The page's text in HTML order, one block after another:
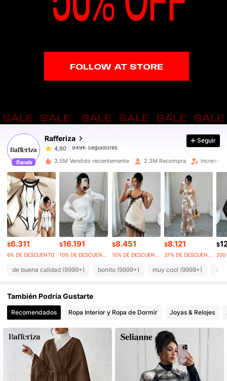
Rafferiza
4,90
4,90
949K Seguidores
a***4
pagó Hace 1 día
4,90 949K Seguidores
4,90 949K Seguidores
4,90 949K Seguidores
4,90 949K Seguidores
4,90 949K Seguidores
4,90 949K Seguidores
4,90 949K Seguidores
Seguir
3.5M Vendido recientemente 2.3M Recompra
$6.311
6% DE DESCUENTO
$16.191
10% DE DESCUENTO
$8.451
10% DE DESCUENTO
$8.121
37% DE DESCUENTO
$
de buena calidad (9999+) bonito (9999+) muy cool (9999+)
También Podría Gustarte
Recomendados Ropa Interior y Ropa de Dormir Joyas & Relojes